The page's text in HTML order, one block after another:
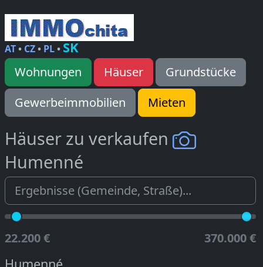
AT• CZ• PL• SK
Wohnungen Häuser
Grundstücke
Gewerbeimmobilien
Mieten
Häuser zu verkaufen
Humenné
22.200 € 370.000 €